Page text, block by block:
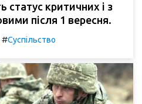
статус критичних і з
після 1 вересня.
#Суспільство